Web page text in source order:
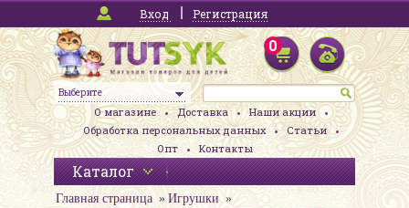
Вход Регистрация
Выберите
0
О магазине Доставка
Наши акции
Обработка персональных данных
Статьи
Опт
Контакты
Каталог
Главная страница
Игрушки